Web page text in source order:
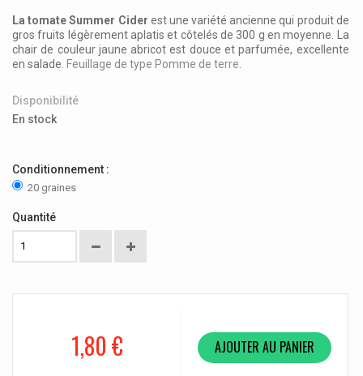
La tomate Summer Cider est une variété ancienne qui produit de
gros fruits légèrement aplatis et côtelés de 300 g en moyenne. La
chair de couleur jaune abricot est douce et parfumée, excellente
en salade. Feuillage de type Pomme de terre
Disponibilité
En stock
Conditionnement :
20 graines
Quantité
1,80 € AJOUTER AU PANIER